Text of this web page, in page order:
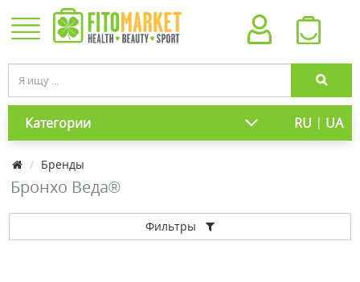
Категории RU | UA
Бренды
Бронхо Веда®
Фильтры